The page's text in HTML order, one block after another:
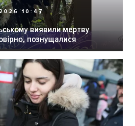
10:47
виявили мертву
познущалися